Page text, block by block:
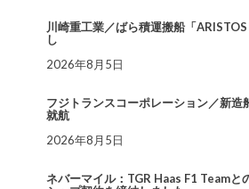
川崎重工業／ばら積運搬船「
し
2026年8月5日
フジトランスコーポレーション／新造
就航
2026年8月5日
ネバーマイル：TGR Haas F1 Teamと